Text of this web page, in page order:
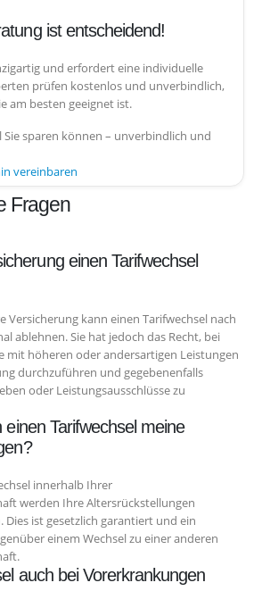
ist entscheidend!
und erfordert eine individuelle
prüfen kostenlos und unverbindlich,
am besten geeignet ist.
Sie sparen können – unverbindlich und
vereinbaren
Fragen
einen Tarifwechsel
Versicherung kann einen Tarifwechsel nach
ablehnen. Sie hat jedoch das Recht, bei
mit höheren oder andersartigen Leistungen
durchzuführen und gegebenenfalls
oder Leistungsausschlüsse zu
einen Tarifwechsel meine
innerhalb Ihrer
werden Ihre Altersrückstellungen
ist gesetzlich garantiert und ein
einem Wechsel zu einer anderen
auch bei Vorerkrankungen